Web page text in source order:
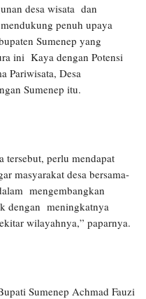
desa wisata dan
penuh upaya
Sumenep yang
ini Kaya dengan Potensi
Pariwisata, Desa
Sumenep itu.
tersebut, perlu mendapat
masyarakat desa bersama-
mengembangkan
dengan meningkatnya
wilayahnya,” paparnya.
Sumenep Achmad Fauzi